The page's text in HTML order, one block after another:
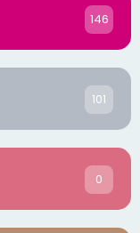
146
101
0